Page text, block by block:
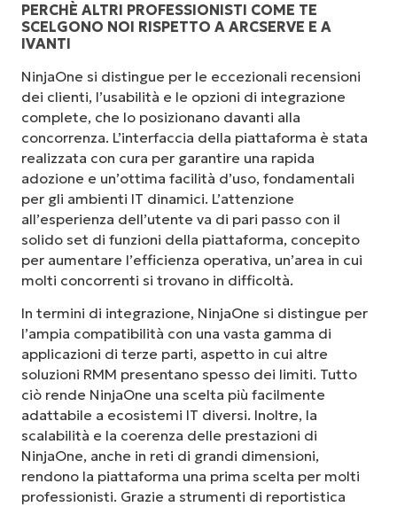
PERCHÈ ALTRI PROFESSIONISTI COME TE
SCELGONO NOI RISPETTO A ARCSERVE E A
IVANTI
NinjaOne si distingue per le eccezionali recensioni
dei clienti, l’usabilità e le opzioni di integrazione
complete, che lo posizionano davanti alla
concorrenza. L’interfaccia della piattaforma è stata
realizzata con cura per garantire una rapida
adozione e un’ottima facilità d’uso, fondamentali
per gli ambienti IT dinamici. L’attenzione
all’esperienza dell’utente va di pari passo con il
solido set di funzioni della piattaforma, concepito
per aumentare l’efficienza operativa, un’area in cui
molti concorrenti si trovano in difficoltà.
In termini di integrazione, NinjaOne si distingue per
l’ampia compatibilità con una vasta gamma di
applicazioni di terze parti, aspetto in cui altre
soluzioni RMM presentano spesso dei limiti. Tutto
ciò rende NinjaOne una scelta più facilmente
adattabile a ecosistemi IT diversi. Inoltre, la
scalabilità e la coerenza delle prestazioni di
NinjaOne, anche in reti di grandi dimensioni,
rendono la piattaforma una prima scelta per molti
professionisti. Grazie a strumenti di reportistica